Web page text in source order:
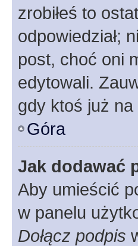
zrobiłeś to
odpowiedział;
post, choć oni
edytowali.
gdy ktoś już na
Góra
Jak dodawać
Aby umieścić
w panelu
Dołącz podpis